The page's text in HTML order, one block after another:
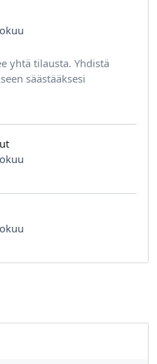
yhtä tilausta. Yhdistä
säästääksesi